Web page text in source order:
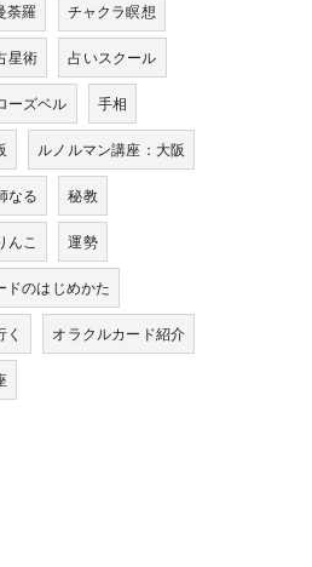
荼羅 チャクラ瞑想
星術 占いスクール
ーズベル 手相
ルノルマン講座：大阪
なる 秘教
んこ 運勢
ドのはじめかた
オラクルカード紹介